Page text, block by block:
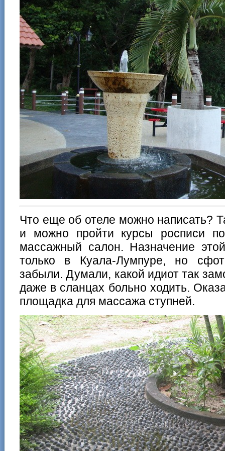
Что еще об отеле можно написать?
и можно пройти курсы росписи
массажный салон. Назначение
только в Куала-Лумпуре, но
забыли. Думали, какой идиот так
даже в сланцах больно ходить.
площадка для массажа ступней.